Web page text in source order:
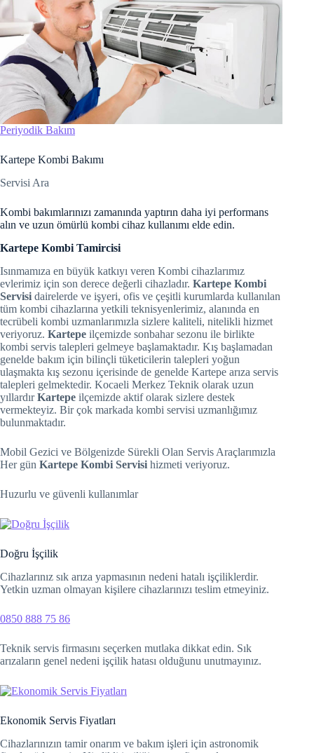
panel
panel
panel
panel
panel
panel
panel
panel
panel
Panel
Panel
panel
Panel
Oku
Periyodik Bakım
Kartepe Kombi Bakımı
Servisi Ara
Kombi bakımlarınızı zamanında yaptırın daha iyi performans
alın ve uzun ömürlü kombi cihaz kullanımı elde edin.
Kartepe Kombi Tamircisi
Isınmamıza en büyük katkıyı veren Kombi cihazlarımız
evlerimiz için son derece değerli cihazladır. Kartepe Kombi
Servisi dairelerde ve işyeri, ofis ve çeşitli kurumlarda kullanılan
tüm kombi cihazlarına yetkili teknisyenlerimiz, alanında en
tecrübeli kombi uzmanlarımızla sizlere kaliteli, nitelikli hizmet
veriyoruz. Kartepe ilçemizde sonbahar sezonu ile birlikte
kombi servis talepleri gelmeye başlamaktadır. Kış başlamadan
genelde bakım için bilinçli tüketicilerin talepleri yoğun
ulaşmakta kış sezonu içerisinde de genelde Kartepe arıza servis
talepleri gelmektedir. Kocaeli Merkez Teknik olarak uzun
yıllardırKartepe ilçemizde aktif olarak sizlere destek
vermekteyiz. Bir çok markada kombi servisi uzmanlığımız
bulunmaktadır.
Mobil Gezici ve Bölgenizde Sürekli Olan Servis Araçlarımızla
Her gün Kartepe Kombi Servisi hizmeti veriyoruz.
Huzurlu ve güvenli kullanımlar
Doğru İşçilik
Cihazlarınız sık arıza yapmasının nedeni hatalı işçiliklerdir.
Yetkin uzman olmayan kişilere cihazlarınızı teslim etmeyiniz.
0850 888 75 86
Teknik servis firmasını seçerken mutlaka dikkat edin. Sık
arızaların genel nedeni işçilik hatası olduğunu unutmayınız.
Ekonomik Servis Fiyatları
Cihazlarınızın tamir onarım ve bakım işleri için astronomik